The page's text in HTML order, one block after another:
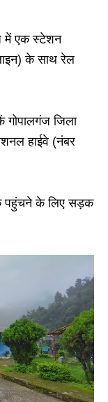
में एक स्टेशन
के साथ रेल
गोपालगंज जिला
हाईवे (नंबर
पहुंचने के लिए सड़क